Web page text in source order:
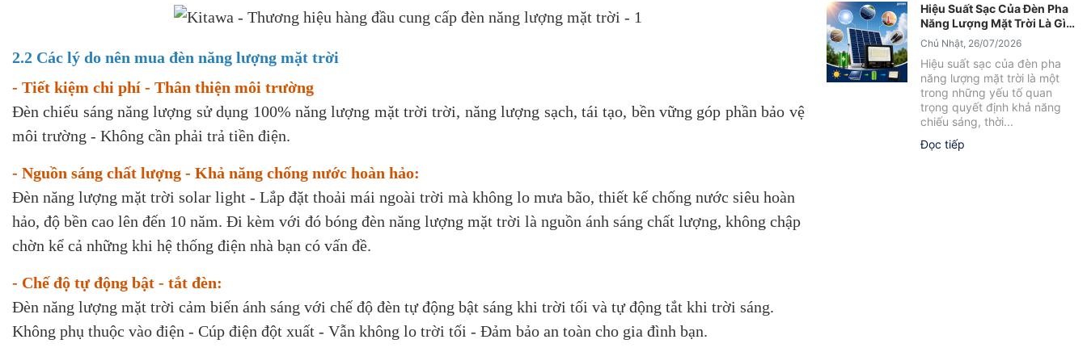
2.2 Các lý do nên mua đèn năng lượng mặt trời
- Tiết kiệm chi phí - Thân thiện môi trường
Đèn chiếu sáng năng lượng sử dụng 100% năng lượng mặt trời trời, năng lượng sạch, tái tạo, bền vững góp phần bảo vệ
môi trường - Không cần phải trả tiền điện.
- Nguồn sáng chất lượng - Khả năng chống nước hoàn hảo:
Đèn năng lượng mặt trời solar light - Lắp đặt thoải mái ngoài trời mà không lo mưa bão, thiết kế chống nước siêu hoàn
hảo, độ bền cao lên đến 10 năm. Đi kèm với đó bóng đèn năng lượng mặt trời là nguồn ánh sáng chất lượng, không chập
chờn kể cả những khi hệ thống điện nhà bạn có vấn đề.
- Chế độ tự động bật - tắt đèn:
Đèn năng lượng mặt trời cảm biến ánh sáng với chế độ đèn tự động bật sáng khi trời tối và tự động tắt khi trời sáng.
Không phụ thuộc vào điện - Cúp điện đột xuất - Vẫn không lo trời tối - Đảm bảo an toàn cho gia đình bạn.
Hiệu Suất Sạc Của Đèn Pha
Năng Lượng Mặt Trời Là Gì?
Yếu Tố Ảnh Hưởng Cần Biết
Chủ Nhật, 26/07/2026
Hiệu suất sạc của đèn pha
năng lượng mặt trời là một
trong những yếu tố quan
trọng quyết định khả năng
chiếu sáng, thời...
Đọc tiếp